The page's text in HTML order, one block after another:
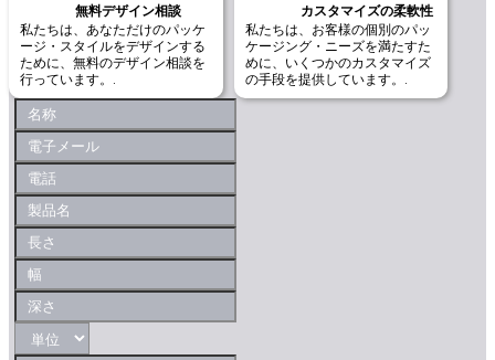
無料デザイン相談
私たちは、あなただけのパッケ
ージ・スタイルをデザインする
ために、無料のデザイン相談を
行っています。.
カスタマイズの柔軟性
私たちは、お客様の個別のパッ
ケージング・ニーズを満たすた
めに、いくつかのカスタマイズ
の手段を提供しています。.